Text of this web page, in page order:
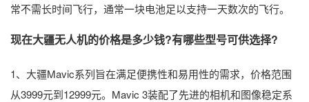
常不需长时间飞行，通常一块电池足以支持一天数次的飞行。
现在大疆无人机的价格是多少钱?有哪些型号可供选择?
1、大疆Mavic系列旨在满足便携性和易用性的需求，价格范围
从3999元到12999元。Mavic 3装配了先进的相机和图像稳定系